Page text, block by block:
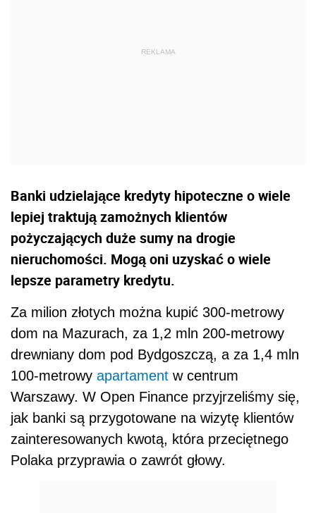
Banki udzielające kredyty hipoteczne o wiele
lepiej traktują zamożnych klientów
pożyczających duże sumy na drogie
nieruchomości. Mogą oni uzyskać o wiele
lepsze parametry kredytu.
Za milion złotych można kupić 300-metrowy
dom na Mazurach, za 1,2 mln 200-metrowy
drewniany dom pod Bydgoszczą, a za 1,4 mln
100-metrowy apartament w centrum
Warszawy. W Open Finance przyjrzeliśmy się,
jak banki są przygotowane na wizytę klientów
zainteresowanych kwotą, która przeciętnego
Polaka przyprawia o zawrót głowy.